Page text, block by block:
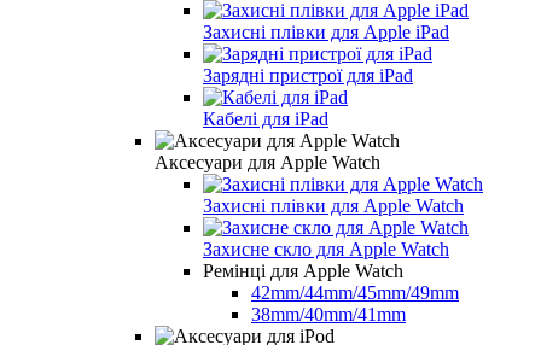
Захисні плівки для Apple iPad
Зарядні пристрої для iPad
Кабелі для iPad
Аксесуари для Apple Watch
Захисні плівки для Apple Watch
Захисне скло для Apple Watch
Ремінці для Apple Watch
42mm/44mm/45mm/49mm
38mm/40mm/41mm